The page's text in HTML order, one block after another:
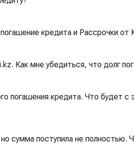
кредита и Рассрочки от
Как мне убедиться, что долг
погашения кредита. Что будет с
сумма поступила не полностью.